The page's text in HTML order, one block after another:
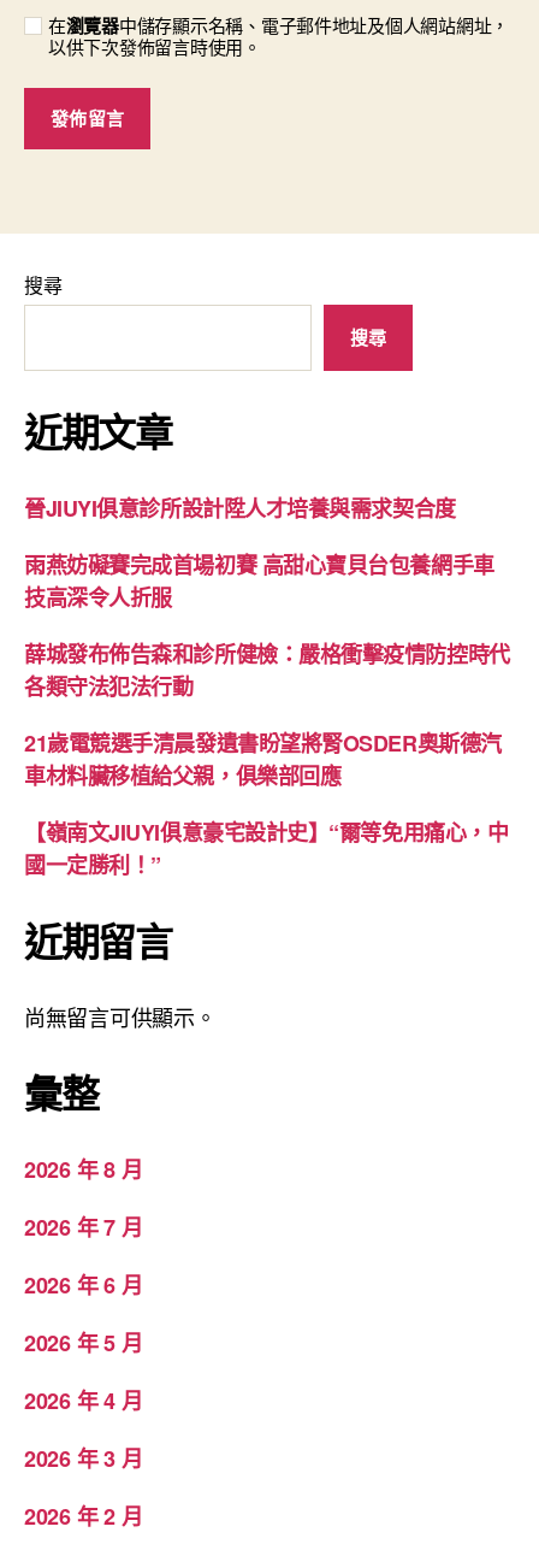
在瀏覽器中儲存顯示名稱、電子郵件地址及個人網站網址，
以供下次發佈留言時使用。
搜尋
搜尋
近期文章
晉JIUYI俱意診所設計陞人才培養與需求契合度
雨燕妨礙賽完成首場初賽 高甜心寶貝台包養網手車
技高深令人折服
薛城發布佈告森和診所健檢：嚴格衝擊疫情防控時代
各類守法犯法行動
21歲電競選手清晨發遺書盼望將腎OSDER奧斯德汽
車材料臟移植給父親，俱樂部回應
【嶺南文JIUYI俱意豪宅設計史】“爾等免用痛心，中
國一定勝利！”
近期留言
尚無留言可供顯示。
彙整
2026 年 8 月
2026 年 7 月
2026 年 6 月
2026 年 5 月
2026 年 4 月
2026 年 3 月
2026 年 2 月